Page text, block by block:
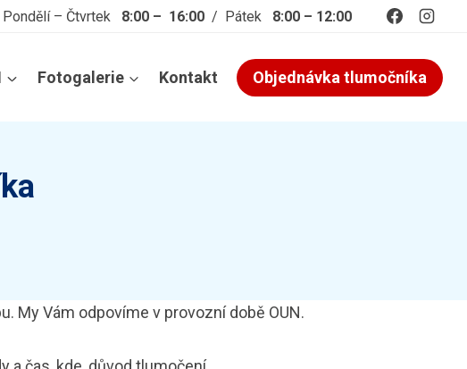
Pondělí – Čtvrtek 8:00 – 16:00 / Pátek 8:00 – 12:00
Fotogalerie Kontakt Objednávka tlumočníka
My Vám odpovíme v provozní době OUN.